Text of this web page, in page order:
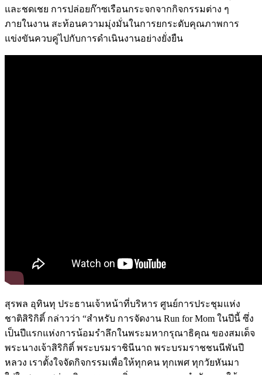
และชดเชย การปล่อยก๊าซเรือนกระจกจากกิจกรรมต่าง ๆ
ภายในงาน สะท้อนความมุ่งมั่นในการยกระดับคุณภาพการ
แข่งขันควบคู่ไปกับการดำเนินงานอย่างยั่งยืน
สุรพล อุทินทุ ประธานเจ้าหน้าที่บริหาร ศูนย์การประชุมแห่ง
ชาติสิริกิติ์ กล่าวว่า “สำหรับ การจัดงาน Run for Mom ในปีนี้ ซึ่ง
เป็นปีแรกแห่งการน้อมรำลึกในพระมหากรุณาธิคุณ ของสมเด็จ
พระนางเจ้าสิริกิติ์ พระบรมราชินีนาถ พระบรมราชชนนีพันปี
หลวง เราตั้งใจจัดกิจกรรมเพื่อให้ทุกคน ทุกเพศ ทุกวัยหันมา